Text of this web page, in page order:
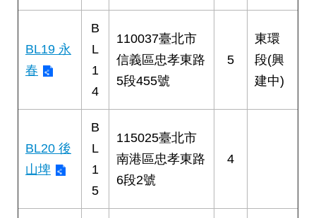
BL19 永
春
B
L
1
4
110037臺北市
信義區忠孝東路
5段455號
5
東環
段(興
建中)
BL20 後
山埤
B
L
1
5
115025臺北市
南港區忠孝東路
6段2號
4